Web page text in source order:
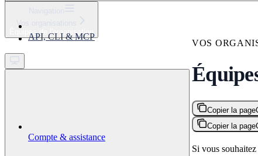
Get started
Vos organisations
Équipes de l'organisation
API, CLI & MCP
Compte & assistance
VOS
Copier la page
Copier la page
Si vous